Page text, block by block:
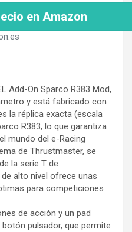
en Amazon
Add-On Sparco R383 Mod,
y está fabricado con
la réplica exacta (escala
R383, lo que garantiza
mundo del e-Racing
de Thrustmaster, se
la serie T de
alto nivel ofrece unas
para competiciones
de acción y un pad
pulsador, que permite